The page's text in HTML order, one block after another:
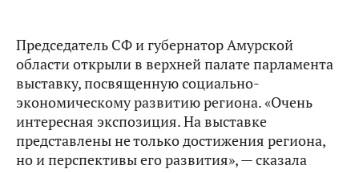
Председатель СФ и губернатор Амурской
области открыли в верхней палате парламента
выставку, посвященную социально-
экономическому развитию региона. «Очень
интересная экспозиция. На выставке
представлены не только достижения региона,
но и перспективы его развития», — сказала